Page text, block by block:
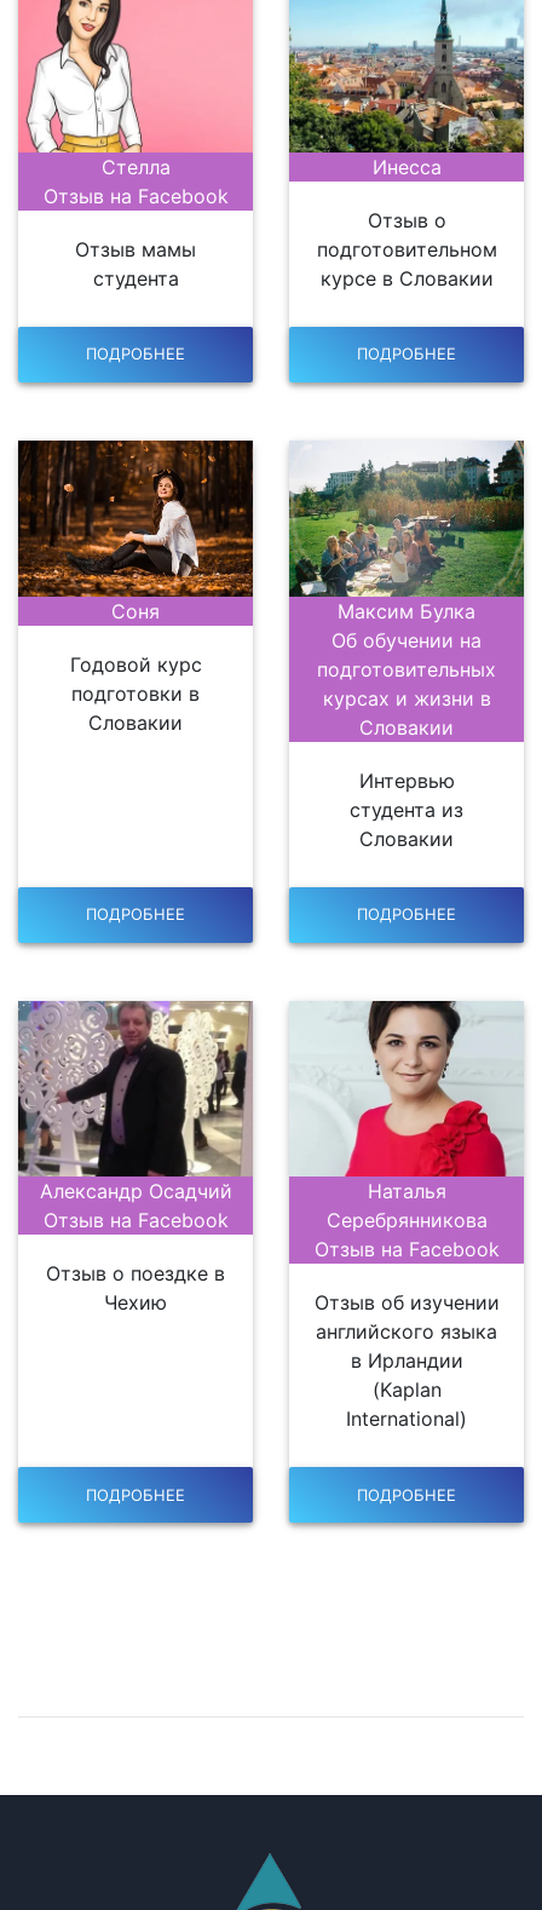
Стелла
Отзыв на Facebook
Отзыв мамы
студента
ПОДРОБНЕЕ
Инесса
Отзыв о
подготовительном
курсе в Словакии
ПОДРОБНЕЕ
Соня
Годовой курс
подготовки в
Словакии
ПОДРОБНЕЕ
Максим Булка
Об обучении на
подготовительных
курсах и жизни в
Словакии
Интервью
студента из
Словакии
ПОДРОБНЕЕ
Александр Осадчий
Отзыв на Facebook
Отзыв о поездке в
Чехию
ПОДРОБНЕЕ
Наталья
Серебрянникова
Отзыв на Facebook
Отзыв об изучении
английского языка
в Ирландии
(Kaplan
International)
ПОДРОБНЕЕ